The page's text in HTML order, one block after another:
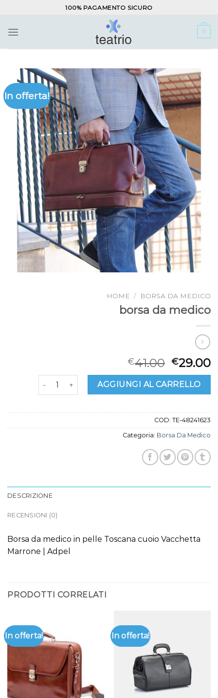
contenuti
100% PAGAMENTO SICURO
0
In offerta!
HOME / BORSA DA MEDICO
borsa da medico
€41.00 €29.00
borsa da medico quantitàAGGIUNGI AL CARRELLO
COD: TE-48241623
Categoria: Borsa Da Medico
DESCRIZIONE
RECENSIONI (0)
Borsa da medico in pelle Toscana cuoio Vacchetta
Marrone | Adpel
PRODOTTI CORRELATI
In offerta! In offerta!